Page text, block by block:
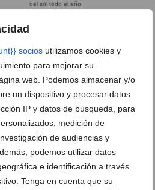
socios utilizamos cookies y
para mejorar su
web. Podemos almacenar y/o
un dispositivo y procesar datos
IP y datos de búsqueda, para
medición de
de audiencias y
podemos utilizar datos
e identificación a través
Tenga en cuenta que su
del sol todo el año
mar y su versatilidad